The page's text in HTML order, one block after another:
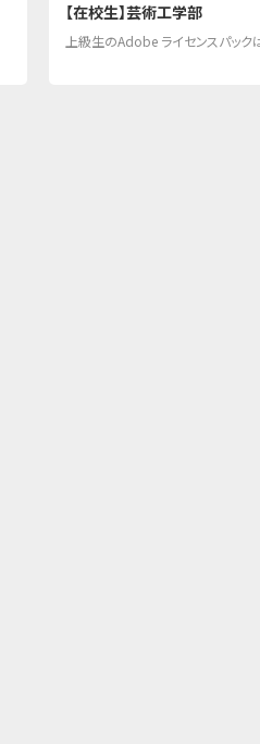
【在校生】芸術工学部
上級生のAdobe ライセンスパック